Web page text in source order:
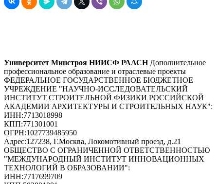
Университет Минстроя НИИСФ РААСН Дополнительное
профессиональное образование и отраслевые проекты
ФЕДЕРАЛЬНОЕ ГОСУДАРСТВЕННОЕ БЮДЖЕТНОЕ
УЧРЕЖДЕНИЕ "НАУЧНО-ИССЛЕДОВАТЕЛЬСКИЙ
ИНСТИТУТ СТРОИТЕЛЬНОЙ ФИЗИКИ РОССИЙСКОЙ
АКАДЕМИИ АРХИТЕКТУРЫ И СТРОИТЕЛЬНЫХ НАУК":
ИНН:7713018998
КПП:771301001
ОГРН:1027739485950
Адрес:127238, Г.Москва, Локомотивный проезд, д.21
ОБЩЕСТВО С ОГРАНИЧЕННОЙ ОТВЕТСТВЕННОСТЬЮ
"МЕЖДУНАРОДНЫЙ ИНСТИТУТ ИННОВАЦИОННЫХ
ТЕХНОЛОГИЙ В ОБРАЗОВАНИИ":
ИНН:7717699709